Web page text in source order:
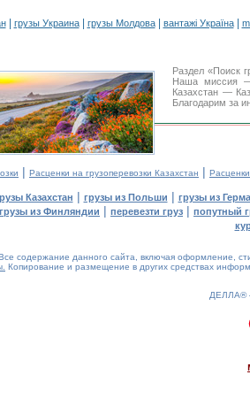
| грузы Украина| грузы Молдова| вантажі Україна|
Раздел «Поиск
Наша миссия —
Казахстан —
Благодарим за
| Расценки на грузоперевозки Казахстан |
Казахстан | грузы из Польши | грузы из
грузы из Финляндии | перевезти груз | попутный
содержание данного сайта, включая оформление,
Копирование и размещение в других средствах